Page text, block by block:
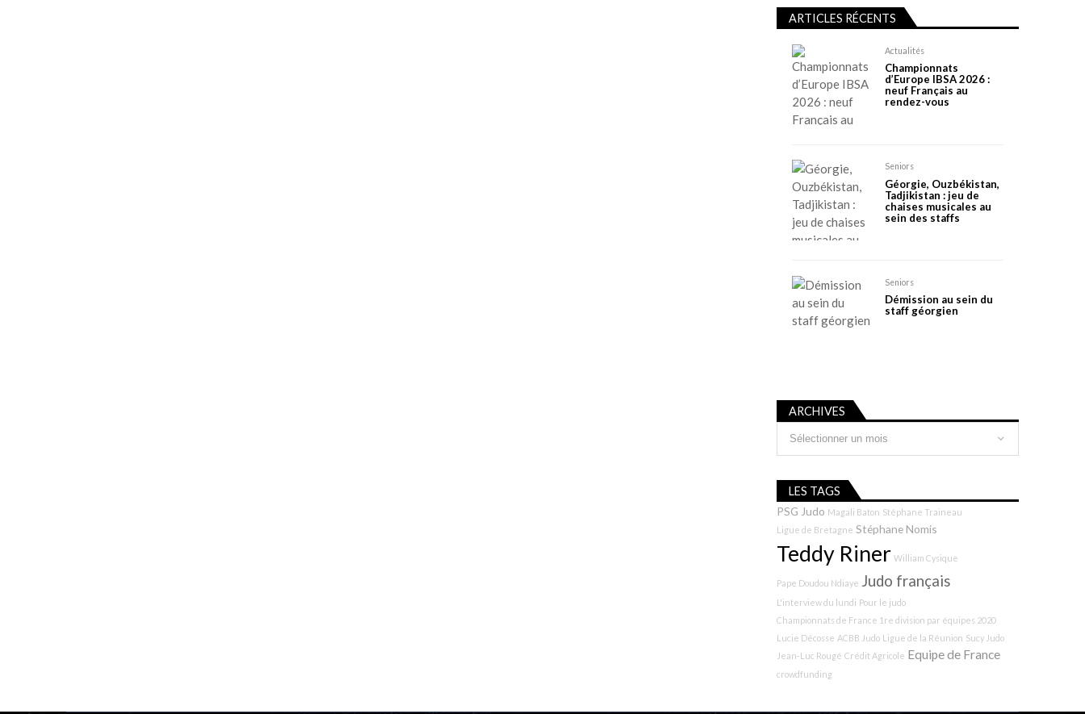
ARTICLES RÉCENTS
Actualités
Championnats
d’Europe IBSA 2026 :
neuf Français au
rendez-vous
Seniors
Géorgie, Ouzbékistan,
Tadjikistan : jeu de
chaises musicales au
sein des staffs
Seniors
Démission au sein du
staff géorgien
ARCHIVES
LES TAGS
PSG Judo Magali Baton Stéphane Traineau
Ligue de Bretagne Stéphane Nomis
Teddy Riner William Cysique
Pape Doudou Ndiaye Judo français
L'interview du lundi Pour le judo
Championnats de France 1re division par équipes 2020
Lucie Décosse ACBB Judo Ligue de la Réunion Sucy Judo
Jean-Luc Rougé Crédit Agricole Equipe de France
crowdfunding